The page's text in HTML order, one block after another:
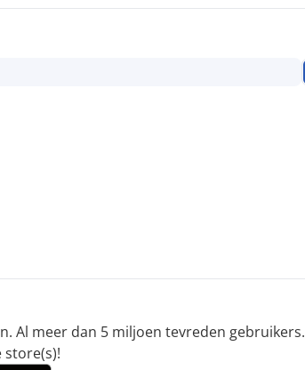
Al meer dan 5 miljoen tevreden gebruikers.